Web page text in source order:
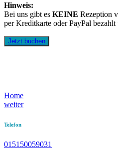
Hinweis:
Bei uns gibt es KEINE Rezeption
per Kreditkarte oder PayPal bezahlt
Jetzt buchen
Home
weiter
Telefon
015150059031